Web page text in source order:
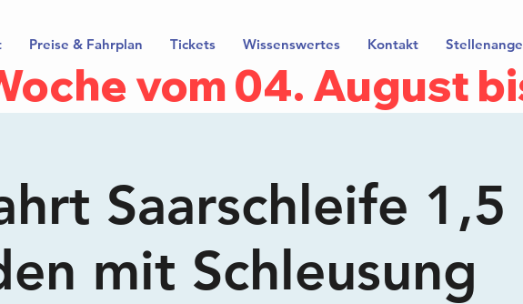
Preise & Fahrplan Tickets Wissenswertes Kontakt
vom 04. August
Saarschleife 1,5
mit Schleusung